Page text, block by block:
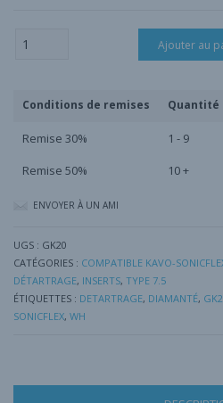
de
Ajouter au
Conditions de remises Quantité
Remise 30% 1 - 9
Remise 50%
10 +
ENVOYER À UN AMI
UGS : GK20
CATÉGORIES : COMPATIBLE KAVO-
DÉTARTRAGE, INSERTS, TYPE 7.5
ÉTIQUETTES : DETARTRAGE, DIAMANTÉ,
SONICFLEX, WH